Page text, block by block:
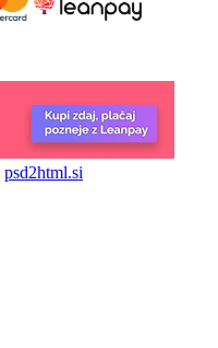
psd2html.si